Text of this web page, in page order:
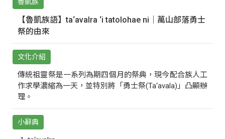
【魯凱族語】ta‘avalra ‘i tatolohae ni｜萬山部落勇士
祭的由來
文化介紹
傳統祖靈祭是一系列為期四個月的祭典，現今配合族人工
作求學濃縮為一天，並特別將「勇士祭(Ta‘avala)」凸顯辦
理。
小辭典